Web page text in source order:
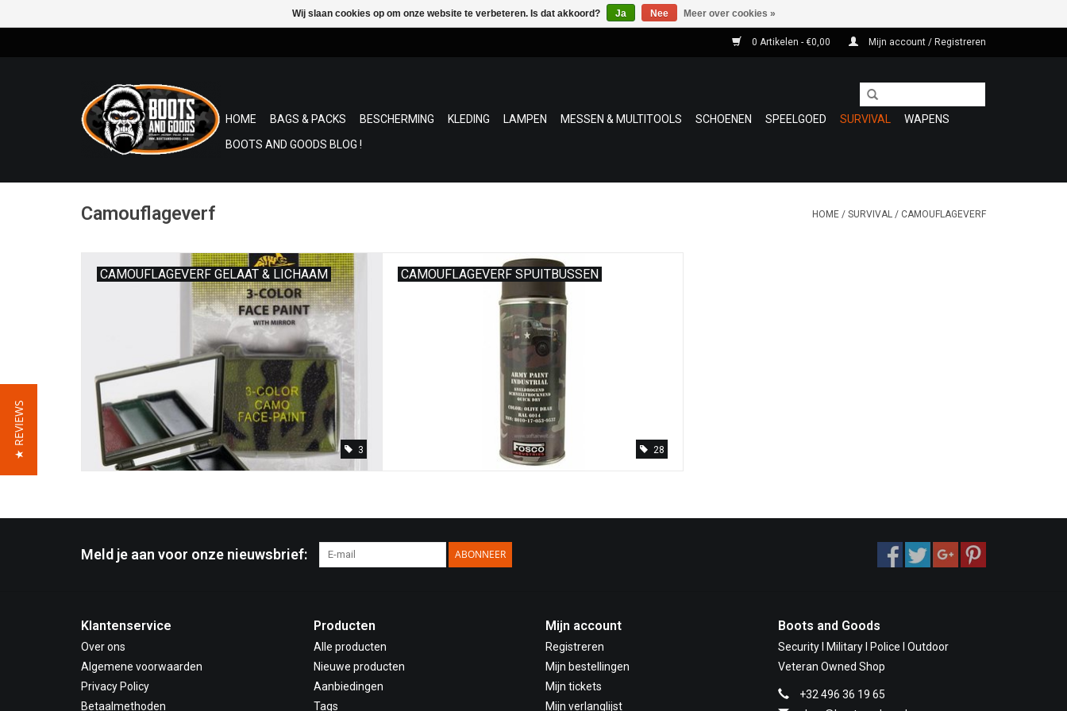
0 Artikelen - €0,00 Mijn account / Registreren
HOME BAGS & PACKS BESCHERMING KLEDING LAMPEN MESSEN & MULTITOOLS SCHOENEN SPEELGOED SURVIVAL
WAPENS
BOOTS AND GOODS BLOG !
Camouflageverf HOME / SURVIVAL / CAMOUFLAGEVERF
CAMOUFLAGEVERF GELAAT & LICHAAM
3
CAMOUFLAGEVERF SPUITBUSSEN
28
Meld je aan voor onze nieuwsbrief: ABONNEER
Klantenservice
Over ons
Algemene voorwaarden
Privacy Policy
Betaalmethoden
Producten
Alle producten
Nieuwe producten
Aanbiedingen
Tags
Mijn account
Registreren
Mijn bestellingen
Mijn tickets
Mijn verlanglijst
Boots and Goods
Security I Military I Police I Outdoor
Veteran Owned Shop
+32 496 36 19 65
Wij slaan cookies op om onze website te verbeteren. Is dat akkoord? Ja Nee Meer over cookies »
★ REVIEWS